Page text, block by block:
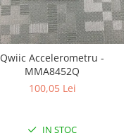
Qwiic Accelerometru -
MMA8452Q
100,05 Lei
IN STOC